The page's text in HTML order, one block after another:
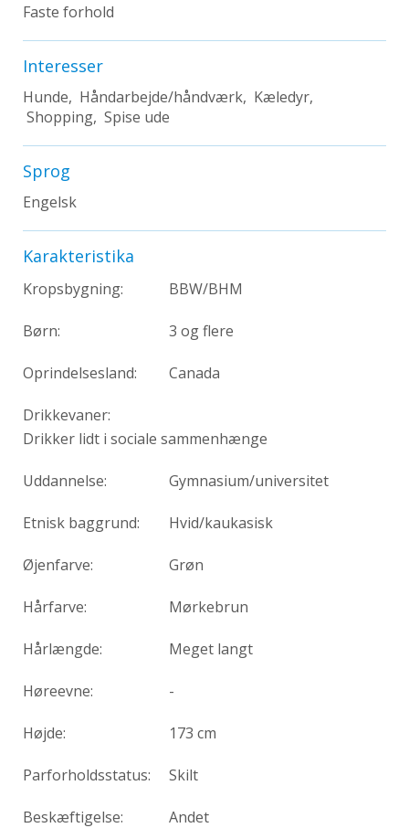
Faste forhold
Interesser
Hunde, Håndarbejde/håndværk, Kæledyr,
Shopping, Spise ude
Sprog
Engelsk
Karakteristika
Kropsbygning: BBW/BHM
Børn: 3 og flere
Oprindelsesland: Canada
Drikkevaner:
Drikker lidt i sociale sammenhænge
Uddannelse: Gymnasium/universitet
Etnisk baggrund: Hvid/kaukasisk
Øjenfarve: Grøn
Hårfarve: Mørkebrun
Hårlængde: Meget langt
Høreevne: -
Højde: 173 cm
Parforholdsstatus: Skilt
Beskæftigelse: Andet